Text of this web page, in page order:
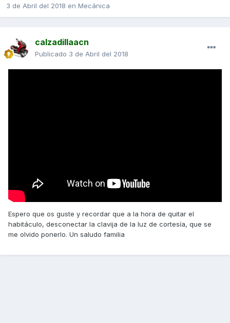
3 de Abril del 2018 en Mecánica
calzadillaacn
Publicado 3 de Abril del 2018
Espero que os guste y recordar que a la hora de quitar el
habitáculo, desconectar la clavija de la luz de cortesía, que se
me olvido ponerlo. Un saludo familia